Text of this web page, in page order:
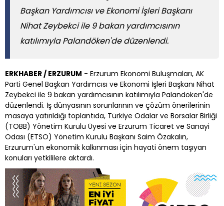
Başkan Yardımcısı ve Ekonomi İşleri Başkanı
Nihat Zeybekci ile 9 bakan yardımcısının
katılımıyla Palandöken'de düzenlendi.
ERKHABER / ERZURUM - Erzurum Ekonomi Buluşmaları, AK
Parti Genel Başkan Yardımcısı ve Ekonomi İşleri Başkanı Nihat
Zeybekci ile 9 bakan yardımcısının katılımıyla Palandöken'de
düzenlendi. İş dünyasının sorunlarının ve çözüm önerilerinin
masaya yatırıldığı toplantıda, Türkiye Odalar ve Borsalar Birliği
(TOBB) Yönetim Kurulu Üyesi ve Erzurum Ticaret ve Sanayi
Odası (ETSO) Yönetim Kurulu Başkanı Saim Özakalın,
Erzurum'un ekonomik kalkınması için hayati önem taşıyan
konuları yetkililere aktardı.